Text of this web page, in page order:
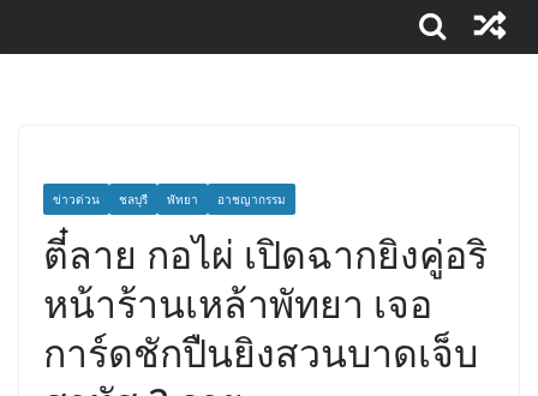
ข่าวด่วน ชลบุรี พัทยา อาชญากรรม
ตี๋ลาย กอไผ่ เปิดฉากยิงคู่อริ
หน้าร้านเหล้าพัทยา เจอ
การ์ดชักปืนยิงสวนบาดเจ็บ